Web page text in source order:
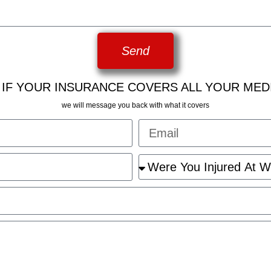
Send
YOUR INSURANCE COVERS ALL YOUR
we will message you back with what it covers